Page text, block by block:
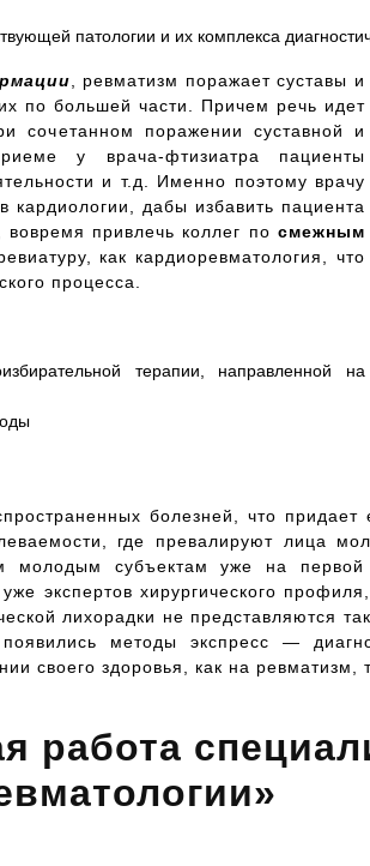
патологии и их комплекса
, ревматизм поражает суставы и
по большей части. Причем речь идет
сочетанном поражении суставной и
у врача-фтизиатра пациенты
и т.д. Именно поэтому врачу
кардиологии, дабы избавить пациента
привлечь коллег по смежным
как кардиоревматология, что
процесса.
терапии, направленной на
болезней, что
где превалируют лица
молодым субъектам уже на первой
экспертов хирургического
лихорадки не представляются
методы экспресс —
своего здоровья, как на
работа